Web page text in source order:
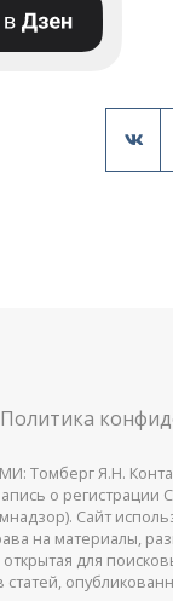
Политика
Томберг Я.Н.
о регистрации
Сайт
на материалы,
для